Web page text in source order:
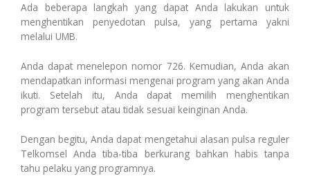
Ada beberapa langkah yang dapat Anda lakukan untuk
menghentikan penyedotan pulsa, yang pertama yakni
melalui UMB.
Anda dapat menelepon nomor 726. Kemudian, Anda akan
mendapatkan informasi mengenai program yang akan Anda
ikuti. Setelah itu, Anda dapat memilih menghentikan
program tersebut atau tidak sesuai keinginan Anda.
Dengan begitu, Anda dapat mengetahui alasan pulsa reguler
Telkomsel Anda tiba-tiba berkurang bahkan habis tanpa
tahu pelaku yang programnya.